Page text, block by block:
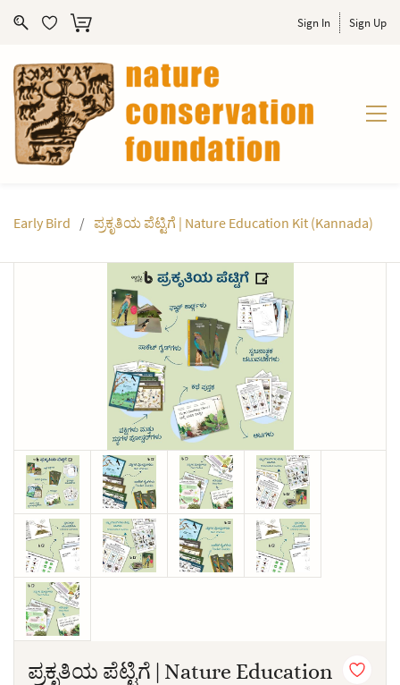
Sign In Sign Up
Early Bird / ಪ್ರಕೃತಿಯ ಪೆಟ್ಟಿಗೆ | Nature Education Kit (Kannada)
ಪ್ರಕೃತಿಯ ಪೆಟ್ಟಿಗೆ | Nature Education